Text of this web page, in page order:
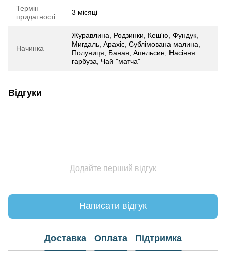
Термін
придатності
3 місяці
Начинка
Журавлина, Родзинки, Кеш'ю, Фундук,
Мигдаль, Арахіс, Сублімована малина,
Полуниця, Банан, Апельсин, Насіння
гарбуза, Чай "матча"
Відгуки
Додайте перший відгук
Написати відгук
Доставка Оплата Підтримка